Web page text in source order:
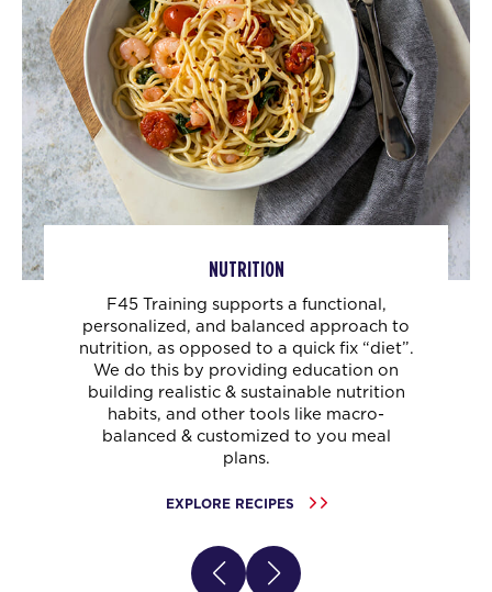
NUTRITION
F45 Training supports a functional,
personalized, and balanced approach to
nutrition, as opposed to a quick fix “diet”.
We do this by providing education on
building realistic & sustainable nutrition
habits, and other tools like macro-
balanced & customized to you meal
plans.
EXPLORE RECIPES